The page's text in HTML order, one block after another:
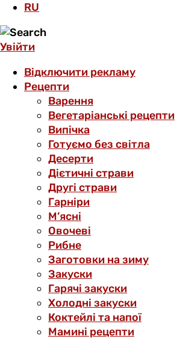
RU
Увійти
Відключити рекламу
Рецепти
Варення
Вегетаріанські рецепти
Випічка
Готуємо без світла
Десерти
Дієтичні страви
Другі страви
Гарніри
М’ясні
Овочеві
Рибне
Заготовки на зиму
Закуски
Гарячі закуски
Холодні закуски
Коктейлі та напої
Мамині рецепти